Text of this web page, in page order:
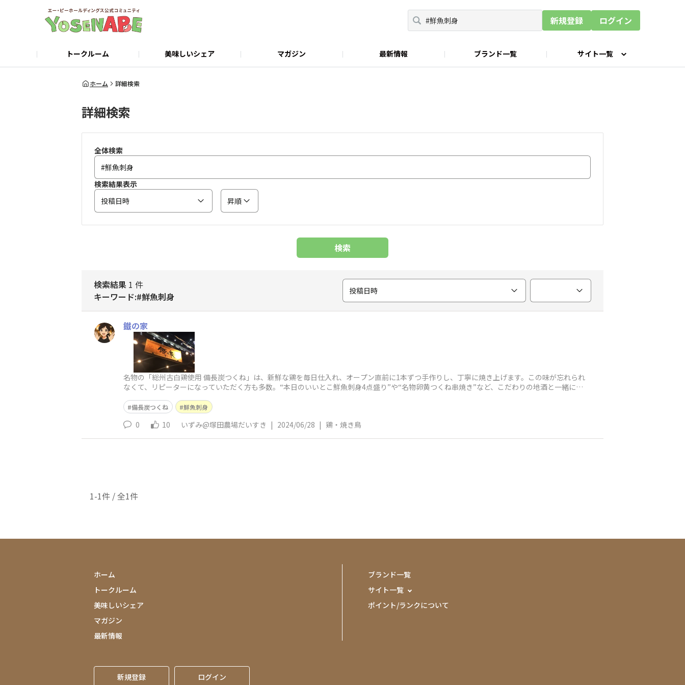
新規登録 ログイン
トークルーム 美味しいシェア マガジン 最新情報 ブランド一覧 サイト一覧
店舗検索・ご予約
ホーム 詳細検索
詳細検索
全体検索
検索結果表示
投稿日時
昇順
検索
検索結果 1 件
キーワード:#鮮魚刺身
投稿日時
鐵の家
名物の「総州古白鶏使用 備⻑炭つくね」は、新鮮な鶏を毎日仕入れ、オープン直前に1本ずつ手作りし、丁寧に焼き上げます。この味が忘れられ
なくて、リピーターになっていただく方も多数。“本日のいいとこ鮮魚刺身4点盛り”や“名物卵⻩つくね串焼き”など、こだわりの地酒と一緒に至
備⻑炭つくね 鮮魚刺身
0 10 いずみ@塚田農場だいすき | 2024/06/28 | 鶏・焼き鳥
1-1件 / 全1件
ホーム
トークルーム
美味しいシェア
マガジン
最新情報
ブランド一覧
サイト一覧
ポイント/ランクについて
新規登録 ログイン